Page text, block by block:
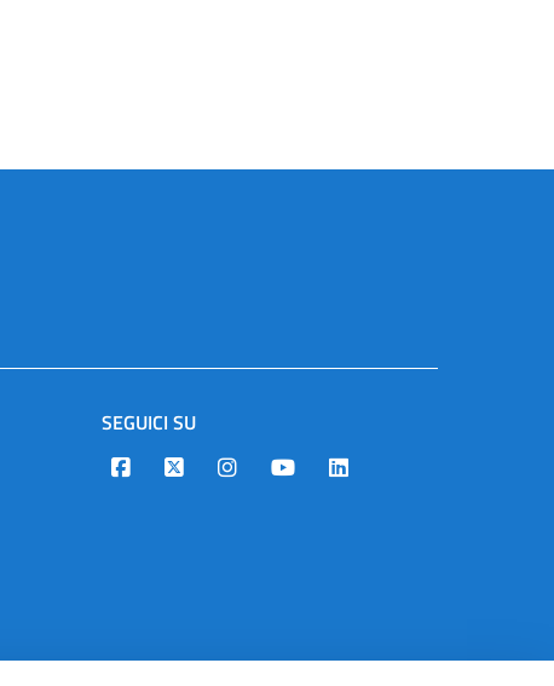
SEGUICI SU
Designers Italia
TwitterInstagramYoutubeLinkedin